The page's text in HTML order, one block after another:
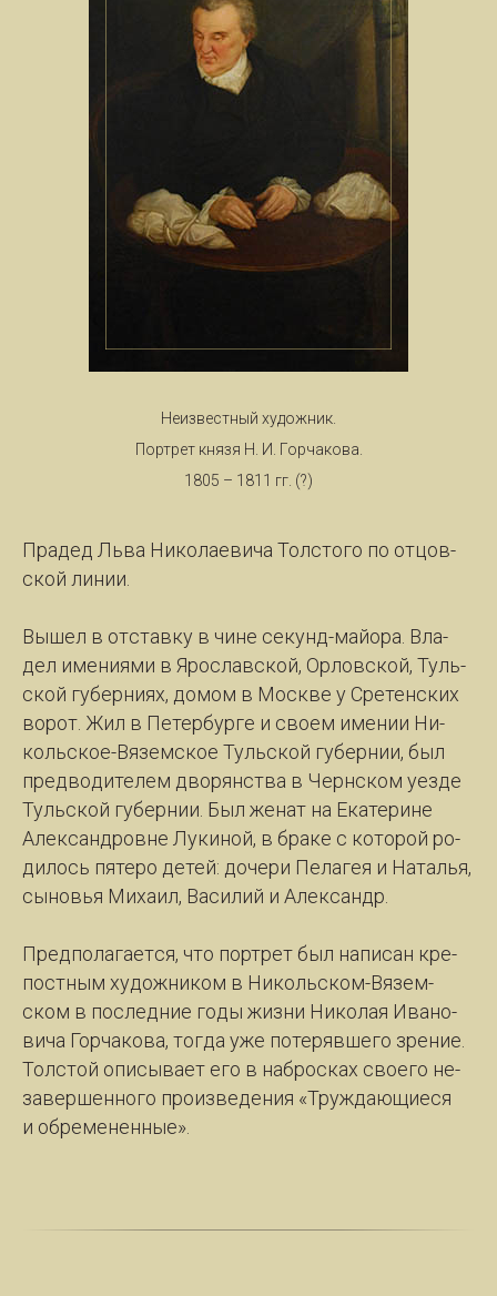
Неизвестный художник.
Портрет князя Н. И. Горчакова.
1805 – 1811 гг. (?)
Пра­дед Льва Ни­ко­ла­е­ви­ча Толс­то­го по от­цов­
ской ли­нии.
Вы­шел в от­став­ку в чи­не се­кунд-май­о­ра. Вла­
дел име­ни­я­ми в Яро­с­лав­ской, Ор­лов­ской, Туль­
ской гу­бер­ни­ях, до­мом в Моск­ве у Сре­тен­ских
во­рот. Жил в Пе­тер­бур­ге и сво­ем име­нии Ни­
коль­ское-Вя­зем­ское Туль­ской гу­бер­нии, был
пред­во­ди­те­лем дво­рянст­ва в Чер­н­ском уез­де
Туль­ской гу­бер­нии. Был же­нат на Ека­те­ри­не
Алек­сан­дров­не Лу­ки­ной, в бра­ке с ко­то­рой ро­
ди­лось пя­те­ро де­тей: до­че­ри Пе­ла­гея и На­талья,
сы­новья Ми­ха­ил, Ва­си­лий и Алек­сан­др.
Пред­по­ла­га­ет­ся, что порт­рет был на­пи­сан кре­
пост­ным ху­дож­ни­ком в Ни­коль­ском-Вя­зем­
ском в по­след­ние го­ды жиз­ни Ни­ко­лая Ива­но­
ви­ча Гор­ча­ко­ва, тог­да уже по­те­ряв­ше­го зре­ние.
Толс­той опи­сы­ва­ет его в на­брос­ках сво­е­го не­
за­вер­шен­но­го про­из­ве­де­ния «Труж­да­ю­щи­е­ся
и об­ре­ме­нен­ные».